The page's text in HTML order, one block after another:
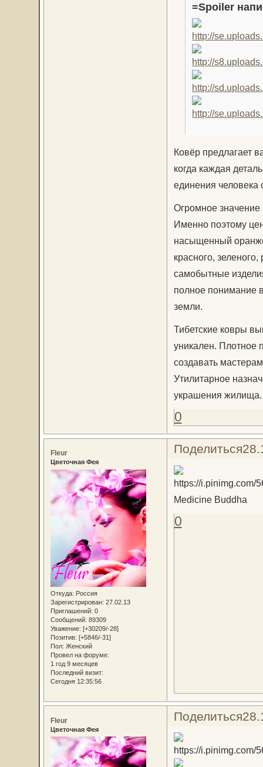
=Spoiler
Ковёр предлагает
когда каждая
единения
Огромное значение
Именно поэтому
насыщенный
красного,
самобытные
полное понимание
земли.
Тибетские ковры
уникален. Плотное
создавать
Утилитарное
украшения жилища.
0
Поделиться
Fleur
Цветочная Фея
Откуда: Россия
Зарегистрирован: 27.02.13
Приглашений: 0
Сообщений: 89309
Уважение: [+30209/-28]
Позитив: [+5846/-31]
Пол: Женский
Провел на форуме:
1 год 9 месяцев
Последний визит:
Сегодня 12:35:56
Medicine Buddha
0
Поделиться
Fleur
Цветочная Фея